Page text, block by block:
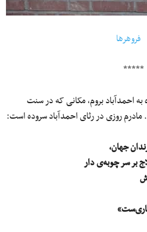
*****
احمدآباد بروم، مکانی که در سنت
روزی در رثای احمدآباد سروده است:
جهان،
بر سر چوبه‌ی دار